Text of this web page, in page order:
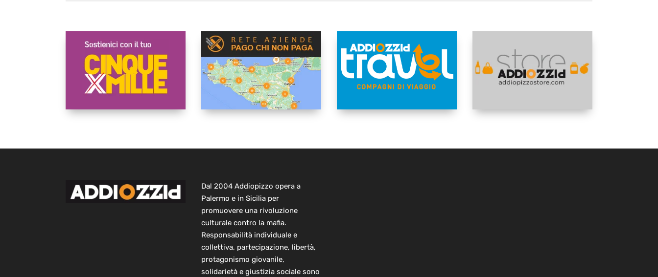
Dal 2004 Addiopizzo opera a
Palermo e in Sicilia per
promuovere una rivoluzione
culturale contro la mafia.
Responsabilità individuale e
collettiva, partecipazione, libertà,
protagonismo giovanile,
solidarietà e giustizia sociale sono